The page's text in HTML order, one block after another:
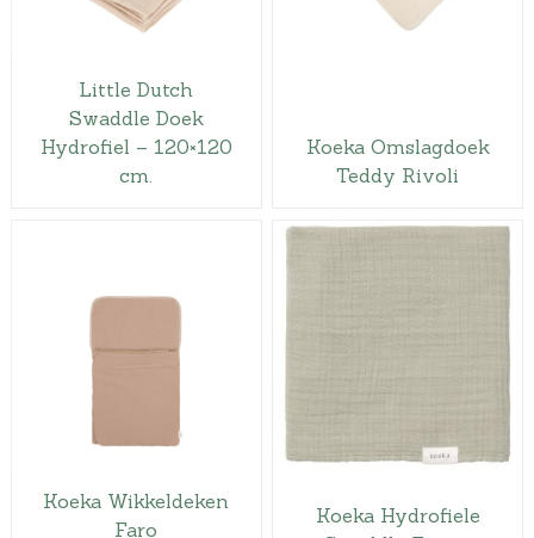
Little Dutch
Swaddle Doek
Hydrofiel – 120×120
cm.
Koeka Omslagdoek
Teddy Rivoli
Koeka Wikkeldeken
Faro
Koeka Hydrofiele